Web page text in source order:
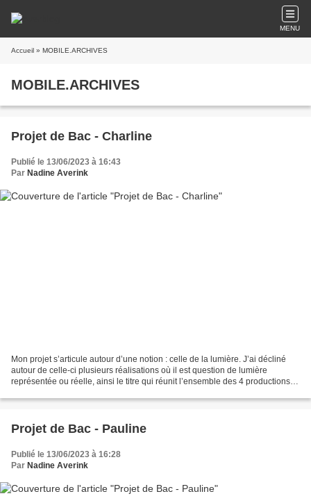
MENU
Accueil » MOBILE.ARCHIVES
MOBILE.ARCHIVES
Projet de Bac - Charline
Publié le 13/06/2023 à 16:43
Par Nadine Averink
Mon projet s’articule autour d’une notion : celle de la lumière. J’ai décliné
autour de celle-ci plusieurs réalisations où il est question de lumière
représentée ou réelle, ainsi le titre qui réunit l’ensemble des 4 productions
Projet de Bac - Pauline
Publié le 13/06/2023 à 16:28
Par Nadine Averink